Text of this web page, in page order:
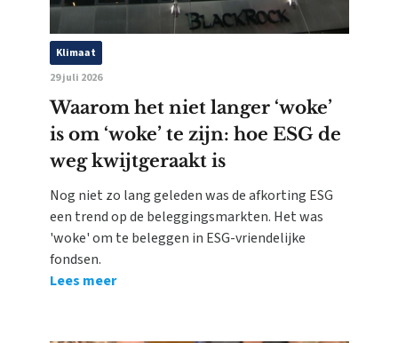
Klimaat
29 juli 2026
Waarom het niet langer ‘woke’
is om ‘woke’ te zijn: hoe ESG de
weg kwijtgeraakt is
Nog niet zo lang geleden was de afkorting ESG
een trend op de beleggingsmarkten. Het was
'woke' om te beleggen in ESG-vriendelijke
fondsen.
Lees meer